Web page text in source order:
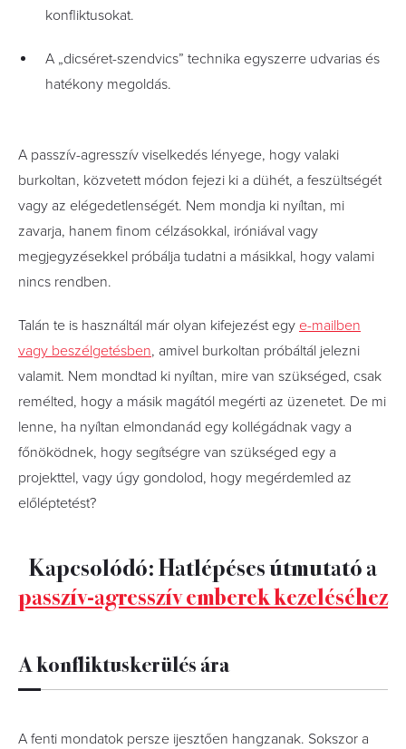
konfliktusokat.
A „dicséret-szendvics” technika egyszerre udvarias és
hatékony megoldás.
A passzív-agresszív viselkedés lényege, hogy valaki
burkoltan, közvetett módon fejezi ki a dühét, a feszültségét
vagy az elégedetlenségét. Nem mondja ki nyíltan, mi
zavarja, hanem finom célzásokkal, iróniával vagy
megjegyzésekkel próbálja tudatni a másikkal, hogy valami
nincs rendben.
Talán te is használtál már olyan kifejezést egy e-mailben
vagy beszélgetésben, amivel burkoltan próbáltál jelezni
valamit. Nem mondtad ki nyíltan, mire van szükséged, csak
remélted, hogy a másik magától megérti az üzenetet. De mi
lenne, ha nyíltan elmondanád egy kollégádnak vagy a
főnöködnek, hogy segítségre van szükséged egy a
projekttel, vagy úgy gondolod, hogy megérdemled az
előléptetést?
Kapcsolódó: Hatlépéses útmutató a
passzív-agresszív emberek kezeléséhez
A konfliktuskerülés ára
A fenti mondatok persze ijesztően hangzanak. Sokszor a